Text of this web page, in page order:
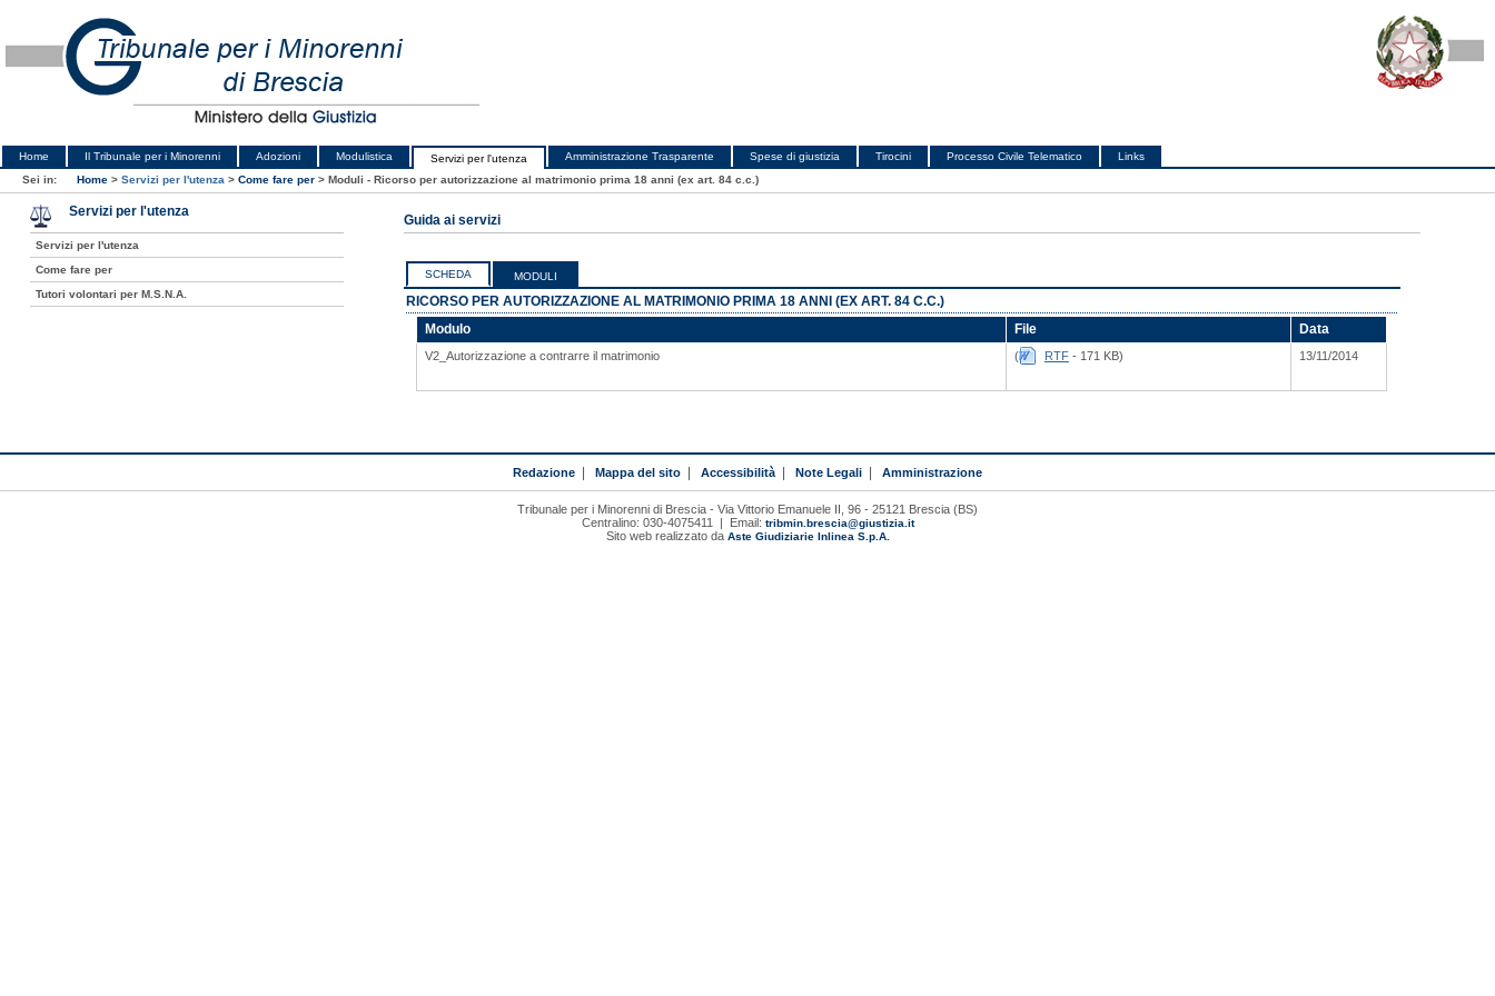
Home Il Tribunale per i Minorenni Adozioni Modulistica Servizi per l'utenza Amministrazione Trasparente Spese di giustizia Tirocini Processo Civile Telematico
Links
Sei in:
Home > Servizi per l'utenza > Come fare per > Moduli - Ricorso per autorizzazione al matrimonio prima 18 anni (ex art. 84 c.c.)
Guida ai servizi
SCHEDA MODULI
RICORSO PER AUTORIZZAZIONE AL MATRIMONIO PRIMA 18 ANNI (EX ART. 84 C.C.)
Modulo File Data
V2_Autorizzazione a contrarre il matrimonio ( RTF- 171 KB) 13/11/2014
Servizi per l'utenza
Servizi per l'utenza
Come fare per
Tutori volontari per M.S.N.A.
Redazione Mappa del sito Accessibilità Note Legali Amministrazione
Tribunale per i Minorenni di Brescia - Via Vittorio Emanuele II, 96 - 25121 Brescia (BS)
Centralino: 030-4075411 | Email: tribmin.brescia@giustizia.it
Sito web realizzato da Aste Giudiziarie Inlinea S.p.A.